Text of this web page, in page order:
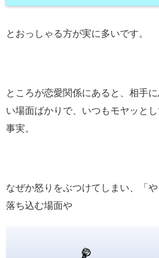
とおっしゃる方が実に多いです。
ところが恋愛関係にあると、相手
い場面ばかりで、いつもモヤッと
事実。
なぜか怒りをぶつけてしまい、「
落ち込む場面や